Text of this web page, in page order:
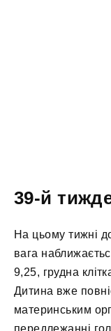
39-й
На цьому тижні
вага
9,25, грудна
Дитина вже
материнським